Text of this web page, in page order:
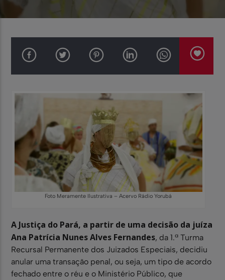
Foto Meramente Ilustrativa – Acervo Rádio Yorubá
A Justiça do Pará, a partir de uma decisão da juíza
Ana Patrícia Nunes Alves Fernandes, da 1.ª Turma
Recursal Permanente dos Juizados Especiais, decidiu
anular uma transação penal, ou seja, um tipo de acordo
fechado entre o réu e o Ministério Público, que